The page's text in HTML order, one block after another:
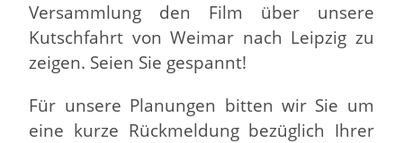
Versammlung den Film über unsere
Kutschfahrt von Weimar nach Leipzig zu
zeigen. Seien Sie gespannt!
Für unsere Planungen bitten wir Sie um
eine kurze Rückmeldung bezüglich Ihrer